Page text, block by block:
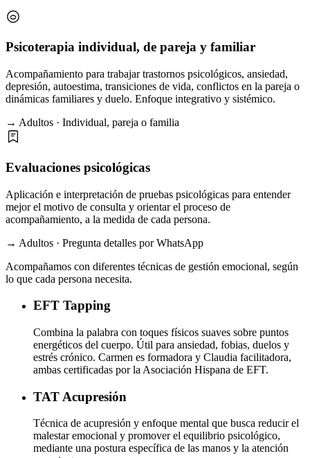
Psicoterapia individual, de pareja y familiar
Acompañamiento para trabajar trastornos psicológicos, ansiedad,
depresión, autoestima, transiciones de vida, conflictos en la pareja o
dinámicas familiares y duelo. Enfoque integrativo y sistémico.
→ Adultos · Individual, pareja o familia
Evaluaciones psicológicas
Aplicación e interpretación de pruebas psicológicas para entender
mejor el motivo de consulta y orientar el proceso de
acompañamiento, a la medida de cada persona.
→ Adultos · Pregunta detalles por WhatsApp
Acompañamos con diferentes técnicas de gestión emocional, según
lo que cada persona necesita.
EFT Tapping
Combina la palabra con toques físicos suaves sobre puntos
energéticos del cuerpo. Útil para ansiedad, fobias, duelos y
estrés crónico. Carmen es formadora y Claudia facilitadora,
ambas certificadas por la Asociación Hispana de EFT.
TAT Acupresión
Técnica de acupresión y enfoque mental que busca reducir el
malestar emocional y promover el equilibrio psicológico,
mediante una postura específica de las manos y la atención